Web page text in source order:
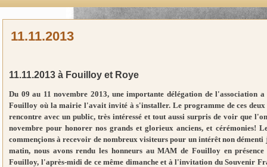
11.11.2013
11.11.2013 à Fouilloy et Roye
Du 09 au 11 novembre 2013, une importante délégation de l'association
Fouilloy où la mairie l'avait invité à s'installer. Le programme de ces
rencontre avec un public, très intéressé et tout aussi surpris de voir que
novembre pour honorer nos grands et glorieux anciens, et cérémonies!
commençions à recevoir de nombreux visiteurs pour un intérêt non démenti
matin, nous avons rendu les honneurs au MAM de Fouilloy en
Fouilloy, l'après-midi de ce même dimanche et à l'invitation du Souvenir